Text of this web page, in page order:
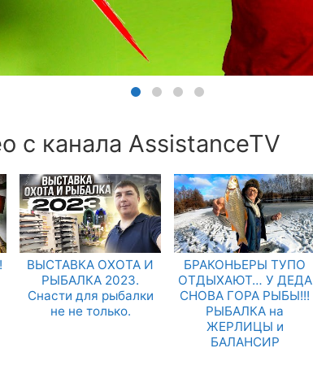
с канала AssistanceTV
ВЫСТАВКА ОХОТА И
РЫБАЛКА 2023.
Снасти для рыбалки
не не только.
БРАКОНЬЕРЫ ТУПО
ОТДЫХАЮТ… У ДЕДА
СНОВА ГОРА РЫБЫ!!!
РЫБАЛКА на
ЖЕРЛИЦЫ и
БАЛАНСИР